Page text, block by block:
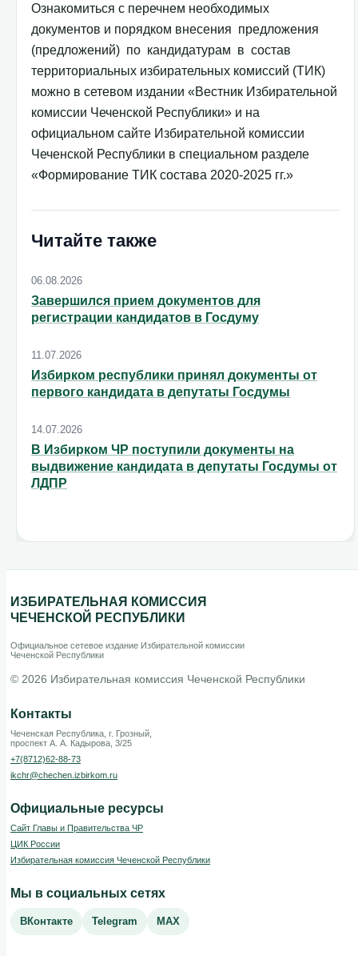
Ознакомиться с перечнем необходимых
документов и порядком внесения предложения
(предложений) по кандидатурам в состав
территориальных избирательных комиссий (ТИК)
можно в сетевом издании «Вестник Избирательной
комиссии Чеченской Республики» и на
официальном сайте Избирательной комиссии
Чеченской Республики в специальном разделе
«Формирование ТИК состава 2020-2025 гг.»
Читайте также
06.08.2026
Завершился прием документов для
регистрации кандидатов в Госдуму
11.07.2026
Избирком республики принял документы от
первого кандидата в депутаты Госдумы
14.07.2026
В Избирком ЧР поступили документы на
выдвижение кандидата в депутаты Госдумы от
ЛДПР
ИЗБИРАТЕЛЬНАЯ КОМИССИЯ
ЧЕЧЕНСКОЙ РЕСПУБЛИКИ
Официальное сетевое издание Избирательной комиссии
Чеченской Республики
© 2026 Избирательная комиссия Чеченской Республики
Контакты
Чеченская Республика, г. Грозный,
проспект А. А. Кадырова, 3/25
+7(8712)62-88-73
ikchr@chechen.izbirkom.ru
Официальные ресурсы
Сайт Главы и Правительства ЧР
ЦИК России
Избирательная комиссия Чеченской Республики
Мы в социальных сетях
ВКонтакте Telegram MAX